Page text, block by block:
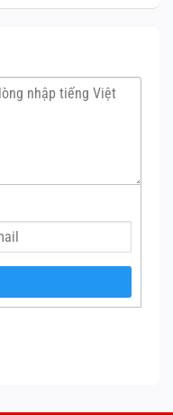
pin iPhone 13
kéo dài thời lượng
cần biết đó là những
đặt iPhone ở nơi
hoặc những lần
giảm thiểu tuổi thọ
tuổi thọ pin iPhone 13